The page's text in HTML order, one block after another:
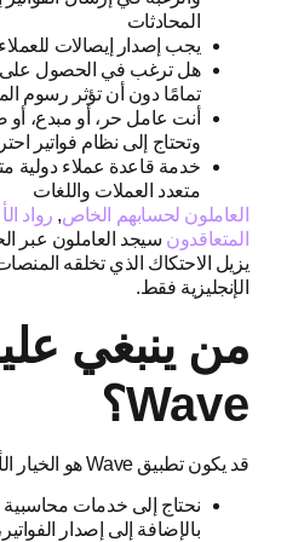
المحادثات
يجب إصدار إيصالات
هل ترغب في الحصول على
تمامًا دون أن تؤثر رسوم
أنت عامل حر، أو مبدع،
وتحتاج إلى نظام فواتير
خدمة قاعدة عملاء دولية
متعدد العملات واللغات
العاملون لحسابهم الخاص, رواد
المتعاقدون
يزيل الاحتكاك الذي تخلقه
الإنجليزية فقط.
من ينبغي
Wave؟
قد يكون تطبيق Wave هو الخيار الأنسب لك إذا كنت:
نحتاج إلى خدمات
بالإضافة إلى إصدار